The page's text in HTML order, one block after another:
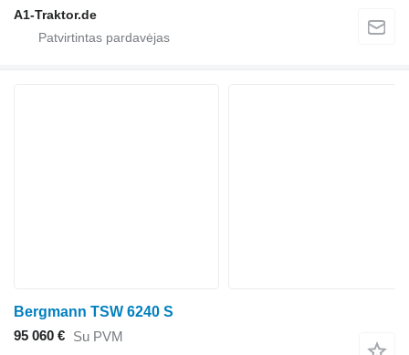
A1-Traktor.de
Bergmann TSW 6240 S
95 060 € Su PVM